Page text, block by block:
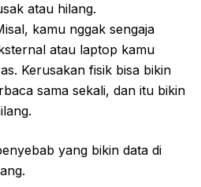
atau hilang.
kamu nggak sengaja
atau laptop kamu
Kerusakan fisik bisa bikin
sama sekali, dan itu bikin
yang bikin data di